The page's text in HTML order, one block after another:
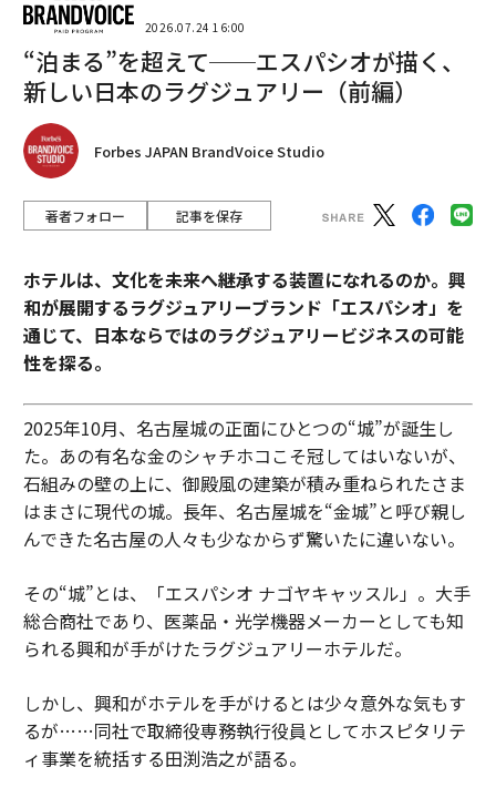
2026.07.24 16:00
“泊まる”を超えて──エスパシオが描く、
新しい日本のラグジュアリー（前編）
Forbes JAPAN BrandVoice Studio
著者フォロー 記事を保存
ホテルは、文化を未来へ継承する装置になれるのか。興
和が展開するラグジュアリーブランド「エスパシオ」を
通じて、日本ならではのラグジュアリービジネスの可能
性を探る。
2025年10月、名古屋城の正面にひとつの“城”が誕生し
た。あの有名な金のシャチホコこそ冠してはいないが、
石組みの壁の上に、御殿風の建築が積み重ねられたさま
はまさに現代の城。長年、名古屋城を“金城”と呼び親し
んできた名古屋の人々も少なからず驚いたに違いない。
その“城”とは、「エスパシオ ナゴヤキャッスル」。大手
総合商社であり、医薬品・光学機器メーカーとしても知
られる興和が手がけたラグジュアリーホテルだ。
しかし、興和がホテルを手がけるとは少々意外な気もす
るが……同社で取締役専務執行役員としてホスピタリテ
ィ事業を統括する田渕浩之が語る。